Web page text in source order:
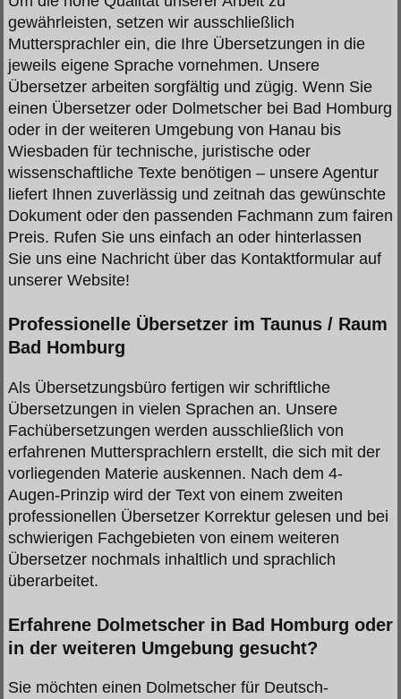
gewährleisten, setzen wir ausschließlich
Muttersprachler ein, die Ihre Übersetzungen in die
jeweils eigene Sprache vornehmen. Unsere
Übersetzer arbeiten sorgfältig und zügig. Wenn Sie
einen Übersetzer oder Dolmetscher bei Bad Homburg
oder in der weiteren Umgebung von Hanau bis
Wiesbaden für technische, juristische oder
wissenschaftliche Texte benötigen – unsere Agentur
liefert Ihnen zuverlässig und zeitnah das gewünschte
Dokument oder den passenden Fachmann zum fairen
Preis. Rufen Sie uns einfach an oder hinterlassen
Sie uns eine Nachricht über das Kontaktformular auf
unserer Website!
Professionelle Übersetzer im Taunus / Raum
Bad Homburg
Als Übersetzungsbüro fertigen wir schriftliche
Übersetzungen in vielen Sprachen an. Unsere
Fachübersetzungen werden ausschließlich von
erfahrenen Muttersprachlern erstellt, die sich mit der
vorliegenden Materie auskennen. Nach dem 4-
Augen-Prinzip wird der Text von einem zweiten
professionellen Übersetzer Korrektur gelesen und bei
schwierigen Fachgebieten von einem weiteren
Übersetzer nochmals inhaltlich und sprachlich
überarbeitet.
Erfahrene Dolmetscher in Bad Homburg oder
in der weiteren Umgebung gesucht?
Sie möchten einen Dolmetscher für Deutsch-